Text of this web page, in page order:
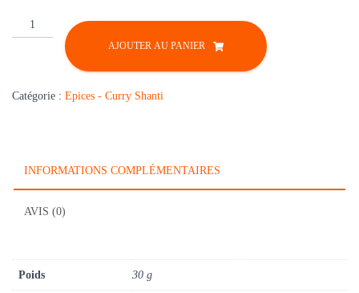
quantité
de
AJOUTER AU PANIER
Catégorie : Epices - Curry Shanti
INFORMATIONS COMPLÉMENTAIRES
AVIS (0)
Poids 30 g